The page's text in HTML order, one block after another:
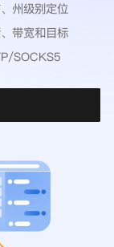
州级别定位
带宽和目标
SOCKS5